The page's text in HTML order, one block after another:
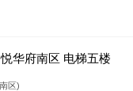
华府南区 电梯五楼
府(南区)